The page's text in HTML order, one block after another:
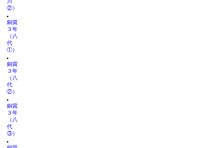
川
②）
銅賞
３年
（八
代
①）
銅賞
３年
（八
代
②）
銅賞
３年
（八
代
③）